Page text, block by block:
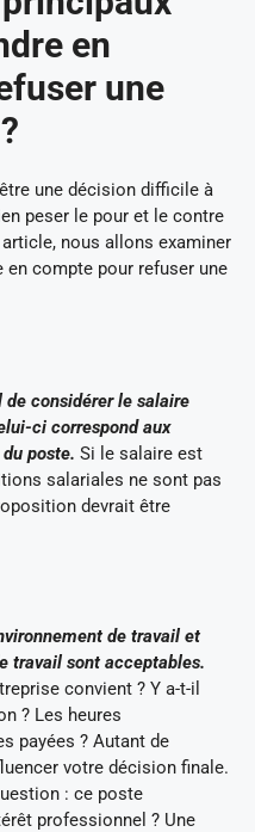
en
une
une décision difficile à
peser le pour et le contre
nous allons examiner
en compte pour refuser une
considérer le salaire
ci correspond aux
poste. Si le salaire est
salariales ne sont pas
devrait être
de travail et
travail sont acceptables.
convient ? Y a-t-il
? Les heures
payées ? Autant de
votre décision finale.
: ce poste
professionnel ? Une